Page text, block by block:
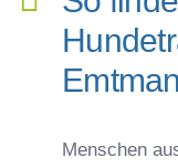
Menschen